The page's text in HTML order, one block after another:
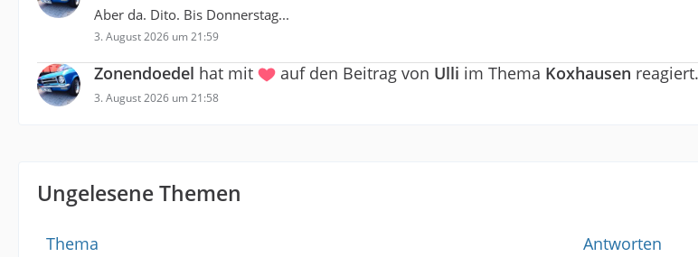
Aber da. Dito. Bis Donnerstag...
3. August 2026 um 21:59
Zonendoedel hat mit auf den Beitrag von Ulli im Thema Koxhausen reagiert.
3. August 2026 um 21:58
Ungelesene Themen
Thema Antworten